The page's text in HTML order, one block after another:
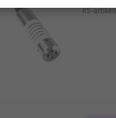
RS-